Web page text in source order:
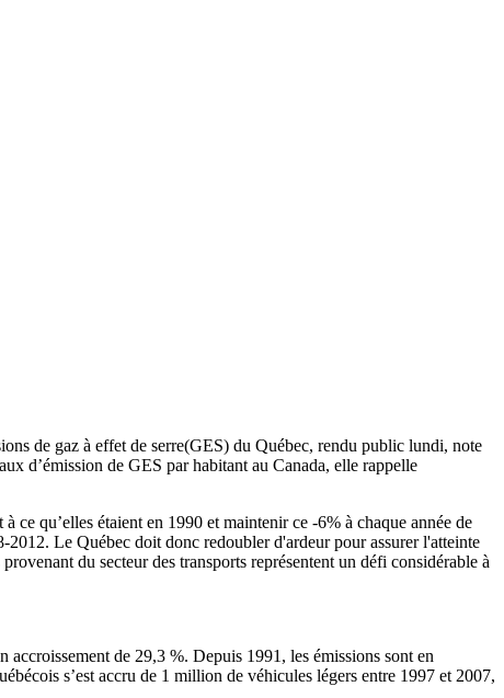
de gaz à effet de serre(GES) du Québec, rendu public lundi, note
d’émission de GES par habitant au Canada, elle rappelle
qu’elles étaient en 1990 et maintenir ce -6% à chaque année de
Le Québec doit donc redoubler d'ardeur pour assurer l'atteinte
du secteur des transports représentent un défi considérable à
de 29,3 %. Depuis 1991, les émissions sont en
s’est accru de 1 million de véhicules légers entre 1997 et 2007,